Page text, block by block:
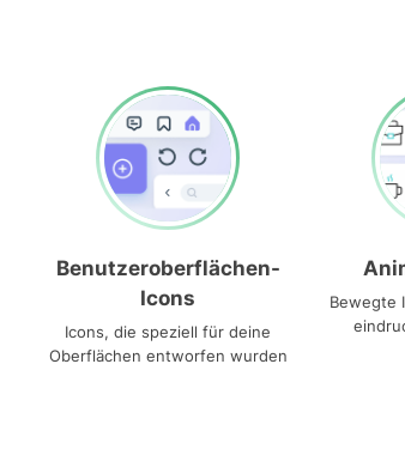
Benutzeroberflächen-
Icons
Icons, die speziell für deine
Oberflächen entworfen wurden
Bewegte